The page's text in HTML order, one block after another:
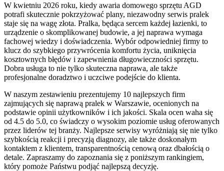
W kwietniu 2026 roku, kiedy awaria domowego sprzętu AGD
potrafi skutecznie pokrzyżować plany, niezawodny serwis pralek
staje się na wagę złota. Pralka, będąca sercem każdej łazienki, to
urządzenie o skomplikowanej budowie, a jej naprawa wymaga
fachowej wiedzy i doświadczenia. Wybór odpowiedniej firmy to
klucz do szybkiego przywrócenia komfortu życia, uniknięcia
kosztownych błędów i zapewnienia długowieczności sprzętu.
Dobra usługa to nie tylko skuteczna naprawa, ale także
profesjonalne doradztwo i uczciwe podejście do klienta.
W naszym zestawieniu prezentujemy 10 najlepszych firm
zajmujących się naprawą pralek w Warszawie, ocenionych na
podstawie opinii użytkowników i ich jakości. Skala ocen waha się
od 4.5 do 5.0, co świadczy o wysokim poziomie usług oferowanych
przez liderów tej branży. Najlepsze serwisy wyróżniają się nie tylko
szybkością reakcji i precyzją diagnozy, ale także doskonałym
kontaktem z klientem, transparentnością cenową oraz dbałością o
detale. Zapraszamy do zapoznania się z poniższym rankingiem,
który pomoże Państwu podjąć najlepszą decyzję.